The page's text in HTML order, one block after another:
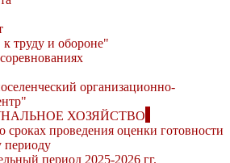
труду и обороне"
организационно-
ХОЗЯЙСТВО
сроках проведения оценки готовности
периоду
период 2025-2026 гг.